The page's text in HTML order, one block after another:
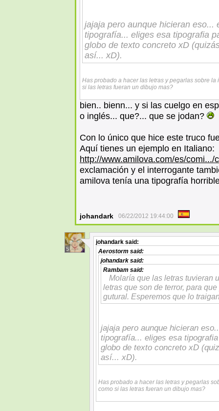
jajaja pero aunque hicieran eso...
tipografía... eliges esa tipografia
globo de texto concreto xD
así... xD).
Has probado a hacer las letras y pegarlas sobre
si las letras fueran un dibujo mas?
bien.. bienn... y si las cuelgo en
o inglés... que?... que se jodan?
Con lo único que hice este truco
Aquí tienes un ejemplo en Italiano:
http://www.amilova.com/es/
exclamación y el interrogante
amilova tenía una tipografía
johandark 06/22/2012 19:44:00
5
johandark said:
Aerostorm said:
johandark said:
Rambam said:
Molaría que las letras tuvieran
letras que son de terror, para
gutural. Esperemos que lo
jajaja pero aunque hicieran
tipografía... eliges esa
globo de texto concreto xD
así... xD).
Has probado a hacer las letras y pegarlas
como si las letras fueran un dibujo mas?